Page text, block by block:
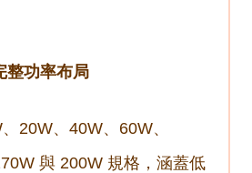
整功率布局
20W、40W、60W、
與 200W 規格，涵蓋低